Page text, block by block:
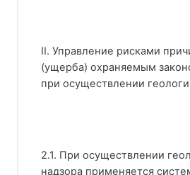
II. Управление рисками
(ущерба) охраняемым
при осуществлении
2.1. При осуществлении
надзора применяется